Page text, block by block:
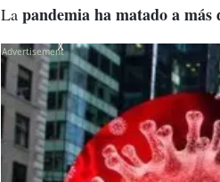
La pandemia ha matado a
X
X